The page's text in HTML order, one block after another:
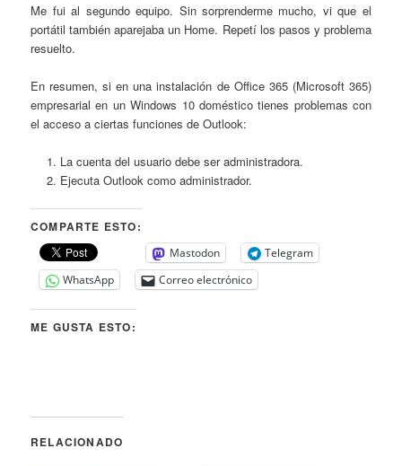
Me fui al segundo equipo. Sin sorprenderme mucho, vi que el
portátil también aparejaba un Home. Repetí los pasos y problema
resuelto.
En resumen, si en una instalación de Office 365 (Microsoft 365)
empresarial en un Windows 10 doméstico tienes problemas con
el acceso a ciertas funciones de Outlook:
La cuenta del usuario debe ser administradora.
Ejecuta Outlook como administrador.
COMPARTE ESTO:
Mastodon
Telegram
WhatsApp
Correo electrónico
ME GUSTA ESTO:
RELACIONADO